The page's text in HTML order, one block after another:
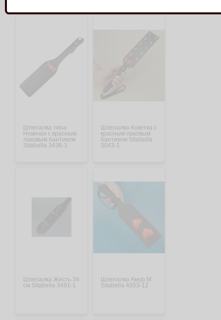
Шлепалка типа
Новичок с красным
лаковым бантиком
Sitabella 3436-1
Шлепалка Кокетка с
красным лаковым
бантиком Sitabella
3043-1
Шлепалка Жесть 34
см Sitabella 3491-1
Шлепалка Амур М
Sitabella 4053-12